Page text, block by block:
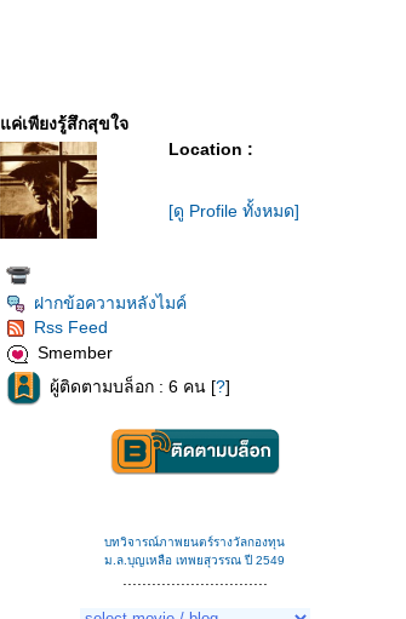
ค่เพียงรู้สึกสุขใจ
Location :
[ดู Profile ทั้งหมด]
ฝากข้อความหลังไมค์
Rss Feed
Smember
ผู้ติดตามบล็อก : 6 คน [?]
บทวิจารณ์ภาพยนตร์รางวัลกองทุน
ม.ล.บุญเหลือ เทพยสุวรรณ ปี 2549